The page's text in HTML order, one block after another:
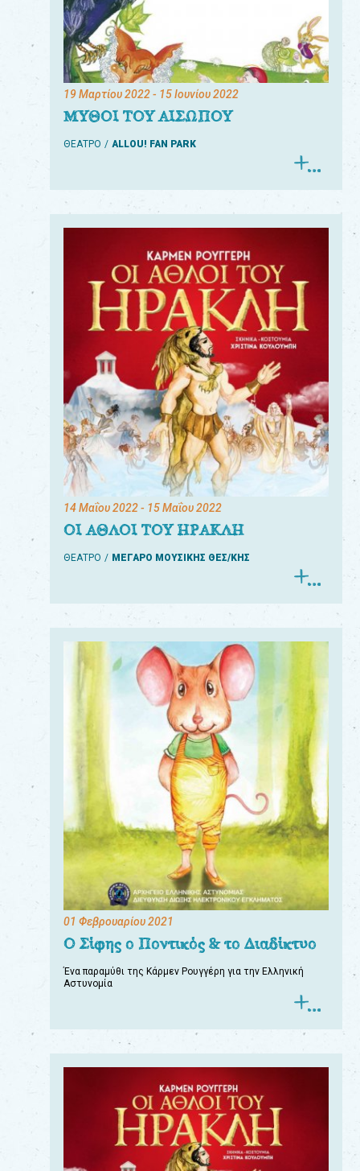
19 Μαρτίου 2022- 15 Ιουνίου 2022
ΜΥΘΟΙ ΤΟΥ ΑΙΣΩΠΟΥ
ΘΕΑΤΡΟ ALLOU! FAN PARK
14 Μαΐου 2022- 15 Μαΐου 2022
ΟΙ ΑΘΛΟΙ ΤΟΥ ΗΡΑΚΛΗ
ΘΕΑΤΡΟ ΜΕΓΑΡΟ ΜΟΥΣΙΚΗΣ ΘΕΣ/ΚΗΣ
01 Φεβρουαρίου 2021
Ο Σίφης ο Ποντικός & το Διαδίκτυο
Ένα παραμύθι της Κάρμεν Ρουγγέρη για την Ελληνική
Αστυνομία